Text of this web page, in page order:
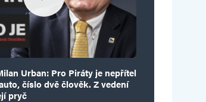
Urban: Pro Piráty je nepřítel
číslo dvě člověk. Z vedení
pryč